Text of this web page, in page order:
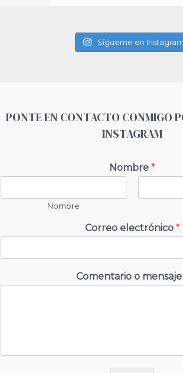
Sígueme en Instagram
PONTE EN CONTACTO CONMIGO
INSTAGRAM
Nombre *
Nombre
Correo electrónico *
Comentario o mensaje